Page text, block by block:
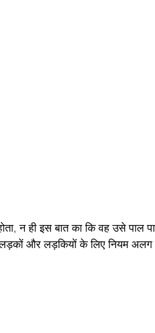
न ही इस बात का कि वह उसे पाल
और लड़कियों के लिए नियम अलग